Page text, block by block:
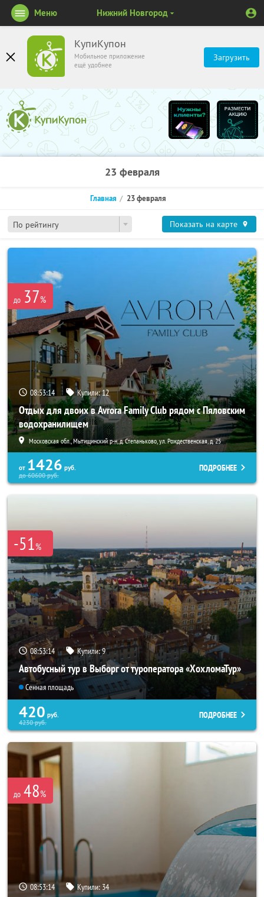
КупиКупон
Мобильное приложение
ещё удобнее
Загрузить
Меню Нижний Новгород
23 февраля
По рейтингу
Главная 23 февраля
Показать на карте
до 37%
08:53:13 Купили:12
Отдых для двоих в Avrora Family Club рядом с Пяловским
водохранилищем
Московская обл., Мытищинский р-н, д. Степаньково, ул. Рождественская, д. 25
от 1426 руб.
до60600руб.
ПОДРОБНЕЕ
-51%
08:53:13 Купили:9
Автобусный тур в Выборг от туроператора «ХохломаТур»
Сенная площадь
420 руб.
4230руб.
ПОДРОБНЕЕ
до 48%
08:53:13 Купили: 34